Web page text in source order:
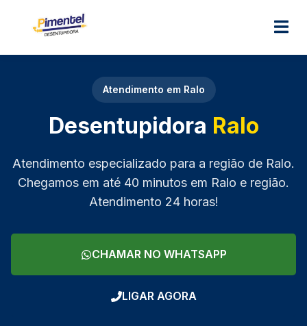
Atendimento em Ralo
Desentupidora Ralo
Atendimento especializado para a região de Ralo.
Chegamos em até 40 minutos em Ralo e região.
Atendimento 24 horas!
CHAMAR NO WHATSAPP
LIGAR AGORA